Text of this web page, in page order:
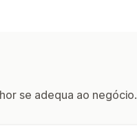
se adequa ao negócio.